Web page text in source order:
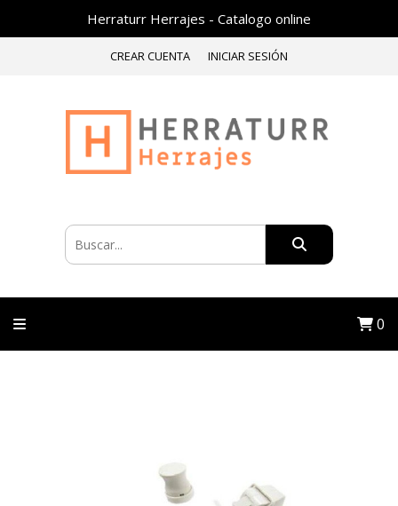
Herraturr Herrajes - Catalogo online
CREAR CUENTA INICIAR SESIÓN
0